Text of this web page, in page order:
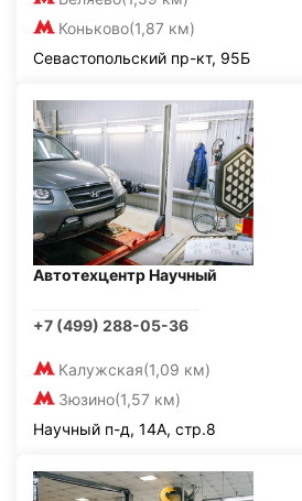
Коньково(1,87 км)
Севастопольский пр-кт, 95Б
Автотехцентр Научный
+7 (499) 288-05-36
Калужская(1,09 км)
Зюзино(1,57 км)
Научный п-д, 14А, стр.8